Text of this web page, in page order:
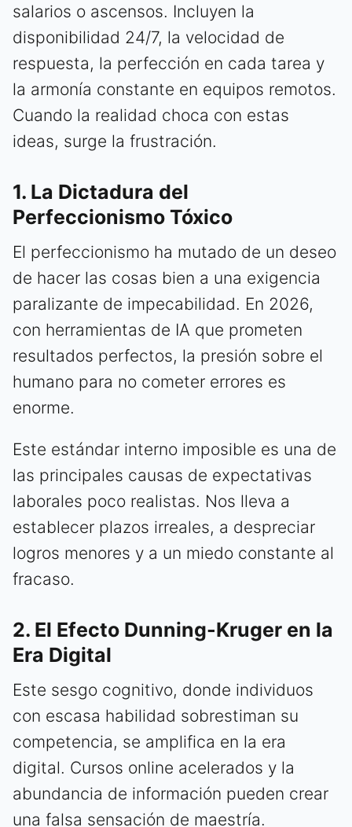
salarios o ascensos. Incluyen la
disponibilidad 24/7, la velocidad de
respuesta, la perfección en cada tarea y
la armonía constante en equipos remotos.
Cuando la realidad choca con estas
ideas, surge la frustración.
1. La Dictadura del
Perfeccionismo Tóxico
El perfeccionismo ha mutado de un deseo
de hacer las cosas bien a una exigencia
paralizante de impecabilidad. En 2026,
con herramientas de IA que prometen
resultados perfectos, la presión sobre el
humano para no cometer errores es
enorme.
Este estándar interno imposible es una de
las principales causas de expectativas
laborales poco realistas. Nos lleva a
establecer plazos irreales, a despreciar
logros menores y a un miedo constante al
fracaso.
2. El Efecto Dunning-Kruger en la
Era Digital
Este sesgo cognitivo, donde individuos
con escasa habilidad sobrestiman su
competencia, se amplifica en la era
digital. Cursos online acelerados y la
abundancia de información pueden crear
una falsa sensación de maestría.